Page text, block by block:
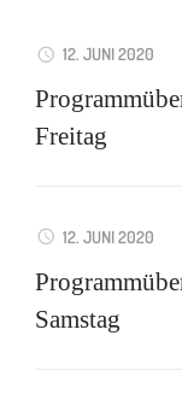
12. JUNI 2020
Freitag
12. JUNI 2020
Samstag